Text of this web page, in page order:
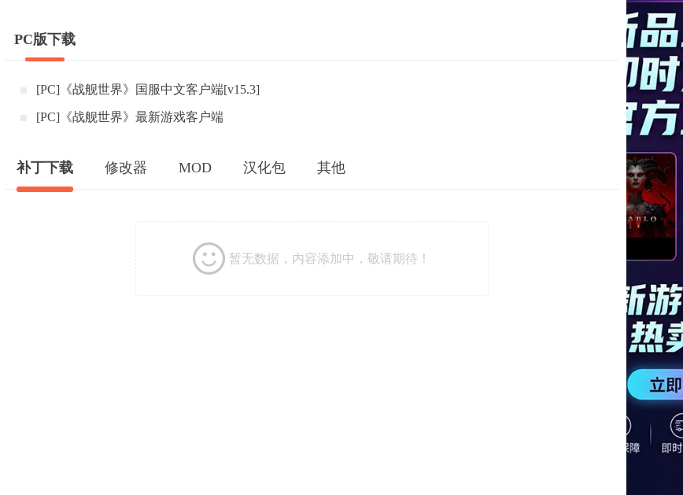
PC版下载
[PC]《战舰世界》国服中文客户端[v15.3]
[PC]《战舰世界》最新游戏客户端
补丁下载 修改器 MOD 汉化包 其他
暂无数据，内容添加中，敬请期待！